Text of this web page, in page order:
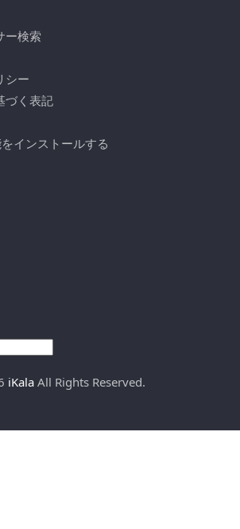
ー検索
シー
づく表記
インストールする
iKala All Rights Reserved.